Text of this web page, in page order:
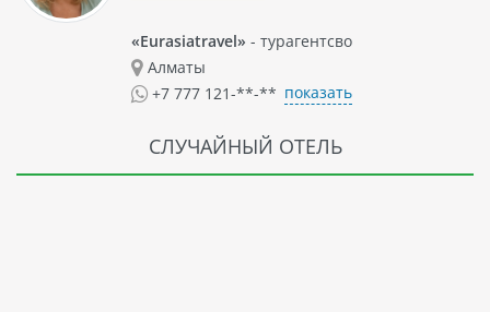
«Eurasiatravel» - турагентсво
Алматы
+7 777 121-**-** показать
СЛУЧАЙНЫЙ ОТЕЛЬ